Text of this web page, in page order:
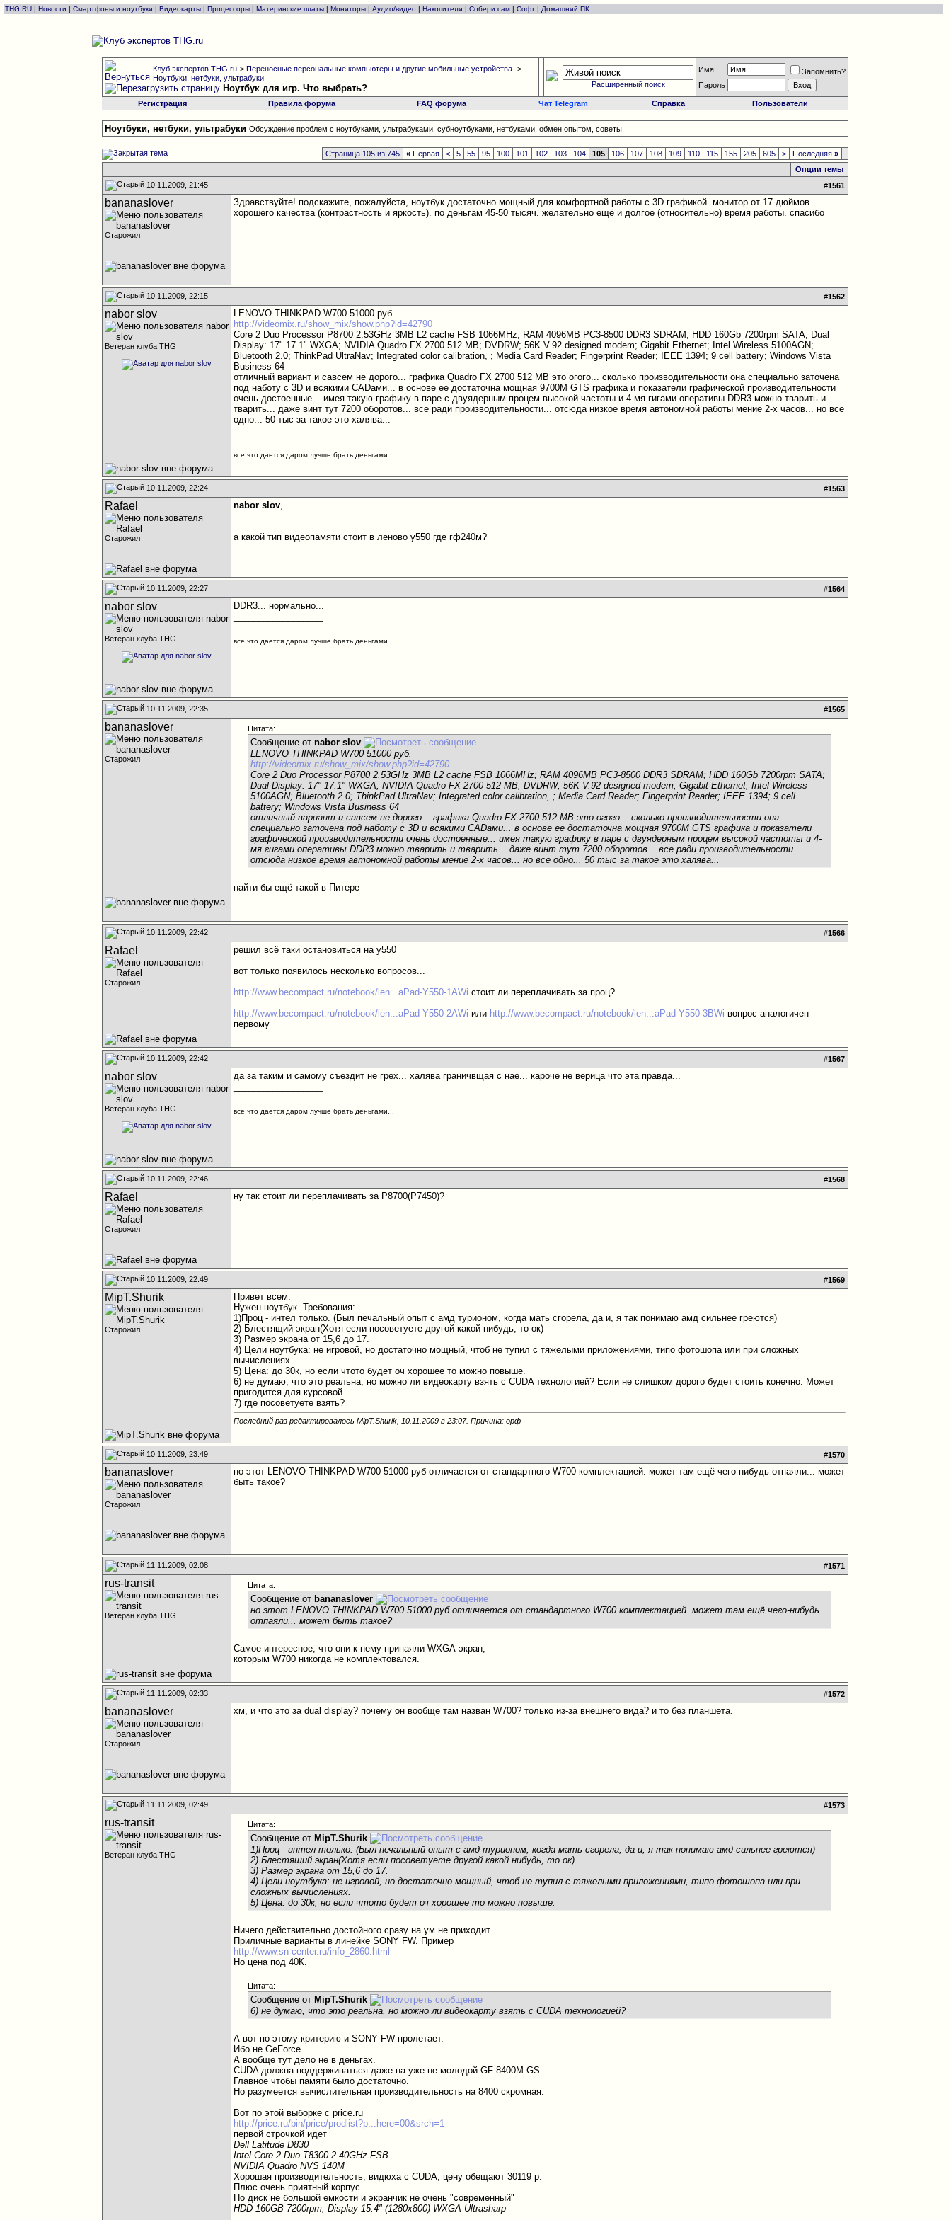
THG.RU | Новости | Смартфоны и ноутбуки | Видеокарты | Процессоры | Материнские платы | Мониторы | Аудио/видео | Накопители | Собери сам | Софт | Домашний ПК
Клуб экспертов THG.ru >Переносные персональные компьютеры и другие мобильные устройства.
>
Ноутбуки, нетбуки, ультрабуки
Ноутбук для игр. Что выбрать? Расширенный поиск
Имя
Запомнить?
Пароль
Регистрация Правила форума FAQ форума Чат Telegram Справка Пользователи
Ноутбуки, нетбуки, ультрабуки Обсуждение проблем с ноутбуками, ультрабуками, субноутбуками, нетбуками, обмен опытом, советы.
Страница 105 из 745 « Первая < 5 55 95 100 101 102 103 104 105 106 107 108 109 110 115 155 205 605 > Последняя»
Опции темы
10.11.2009, 21:45
#1561
bananaslover
Старожил
Здравствуйте! подскажите, пожалуйста, ноутбук достаточно мощный для комфортной работы с 3D графикой. монитор от 17 дюймов
хорошего качества (контрастность и яркость). по деньгам 45-50 тысяч. желательно ещё и долгое (относительно) время работы. спасибо
10.11.2009, 22:15 #1562
nabor slov
Ветеран клуба THG
LENOVO THINKPAD W700 51000 руб.
http://videomix.ru/show_mix/show.php?id=42790
Core 2 Duo Processor P8700 2.53GHz 3MB L2 cache FSB 1066MHz; RAM 4096MB PC3-8500 DDR3 SDRAM; HDD 160Gb 7200rpm SATA; Dual
Display: 17" 17.1" WXGA; NVIDIA Quadro FX 2700 512 MB; DVDRW; 56K V.92 designed modem; Gigabit Ethernet; Intel Wireless 5100AGN;
Bluetooth 2.0; ThinkPad UltraNav; Integrated color calibration, ; Media Card Reader; Fingerprint Reader; IEEE 1394; 9 cell battery; Windows Vista
Business 64
отличный вариант и савсем не дорого... графика Quadro FX 2700 512 MB это огого... сколько производительности она специально заточена
под наботу с 3D и всякими CADами... в основе ее достаточна мощная 9700M GTS графика и показатели графической производительности
очень достоенные... имея такую графику в паре с двуядерным процем высокой частоты и 4-мя гигами оперативы DDR3 можно тварить и
тварить... даже винт тут 7200 оборотов... все ради производительности... отсюда низкое время автономной работы мение 2-х часов... но все
одно... 50 тыс за такое это халява...
все что дается даром лучше брать деньгами...
10.11.2009, 22:24 #1563
Rafael
Старожил
nabor slov,
а какой тип видеопамяти стоит в леново у550 где гф240м?
10.11.2009, 22:27 #1564
nabor slov
Ветеран клуба THG
DDR3... нормально...
все что дается даром лучше брать деньгами...
10.11.2009, 22:35 #1565
bananaslover
Старожил
Цитата:
Сообщение отnabor slov
LENOVO THINKPAD W700 51000 руб.
http://videomix.ru/show_mix/show.php?id=42790
Core 2 Duo Processor P8700 2.53GHz 3MB L2 cache FSB 1066MHz; RAM 4096MB PC3-8500 DDR3 SDRAM; HDD 160Gb 7200rpm SATA;
Dual Display: 17" 17.1" WXGA; NVIDIA Quadro FX 2700 512 MB; DVDRW; 56K V.92 designed modem; Gigabit Ethernet; Intel Wireless
5100AGN; Bluetooth 2.0; ThinkPad UltraNav; Integrated color calibration, ; Media Card Reader; Fingerprint Reader; IEEE 1394; 9 cell
battery; Windows Vista Business 64
отличный вариант и савсем не дорого... графика Quadro FX 2700 512 MB это огого... сколько производительности она
специально заточена под наботу с 3D и всякими CADами... в основе ее достаточна мощная 9700M GTS графика и показатели
графической производительности очень достоенные... имея такую графику в паре с двуядерным процем высокой частоты и 4-
мя гигами оперативы DDR3 можно тварить и тварить... даже винт тут 7200 оборотов... все ради производительности...
отсюда низкое время автономной работы мение 2-х часов... но все одно... 50 тыс за такое это халява...
найти бы ещё такой в Питере
10.11.2009, 22:42 #1566
Rafael
Старожил
решил всё таки остановиться на у550
вот только появилось несколько вопросов...
http://www.becompact.ru/notebook/len...aPad-Y550-1AWi стоит ли переплачивать за проц?
http://www.becompact.ru/notebook/len...aPad-Y550-2AWi или http://www.becompact.ru/notebook/len...aPad-Y550-3BWi вопрос аналогичен
первому
10.11.2009, 22:42 #1567
nabor slov
Ветеран клуба THG
да за таким и самому съездит не грех... халява граничвщая с нае... кароче не верица что эта правда...
все что дается даром лучше брать деньгами...
10.11.2009, 22:46 #1568
Rafael
Старожил
ну так стоит ли переплачивать за P8700(P7450)?
10.11.2009, 22:49 #1569
MipT.Shurik
Старожил
Привет всем.
Нужен ноутбук. Требования:
1)Проц - интел только. (Был печальный опыт с амд турионом, когда мать сгорела, да и, я так понимаю амд сильнее греются)
2) Блестящий экран(Хотя если посоветуете другой какой нибудь, то ок)
3) Размер экрана от 15,6 до 17.
4) Цели ноутбука: не игровой, но достаточно мощный, чтоб не тупил с тяжелыми приложениями, типо фотошопа или при сложных
вычислениях.
5) Цена: до 30к, но если чтото будет оч хорошее то можно повыше.
6) не думаю, что это реальна, но можно ли видеокарту взять с CUDA технологией? Если не слишком дорого будет стоить конечно. Может
пригодится для курсовой.
7) где посоветуете взять?
Последний раз редактировалось MipT.Shurik, 10.11.2009 в23:07. Причина: орф
10.11.2009, 23:49 #1570
bananaslover
Старожил
но этот LENOVO THINKPAD W700 51000 руб отличается от стандартного W700 комплектацией. может там ещё чего-нибудь отпаяли... может
быть такое?
11.11.2009, 02:08 #1571
rus-transit
Ветеран клуба THG
Цитата:
Сообщение от bananaslover
но этот LENOVO THINKPAD W700 51000 руб отличается от стандартного W700 комплектацией. может там ещё чего-нибудь
отпаяли... может быть такое?
Самое интересное, что они к нему припаяли WXGA-экран,
которым W700 никогда не комплектовался.
11.11.2009, 02:33 #1572
bananaslover
Старожил
хм, и что это за dual display? почему он вообще там назван W700? только из-за внешнего вида? и то без планшета.
11.11.2009, 02:49 #1573
rus-transit
Ветеран клуба THG
Цитата:
Сообщение от MipT.Shurik
1)Проц - интел только. (Был печальный опыт с амд турионом, когда мать сгорела, да и, я так понимаю амд сильнее греются)
2) Блестящий экран(Хотя если посоветуете другой какой нибудь, то ок)
3) Размер экрана от 15,6 до 17.
4) Цели ноутбука: не игровой, но достаточно мощный, чтоб не тупил с тяжелыми приложениями, типо фотошопа или при
сложных вычислениях.
5) Цена: до 30к, но если чтото будет оч хорошее то можно повыше.
Ничего действительно достойного сразу на ум не приходит.
Приличные варианты в линейке SONY FW. Пример
http://www.sn-center.ru/info_2860.html
Но цена под 40К.
Цитата:
Сообщение от MipT.Shurik
6) не думаю, что это реальна, но можно ли видеокарту взять с CUDA технологией?
А вот по этому критерию и SONY FW пролетает.
Ибо не GeForce.
А вообще тут дело не в деньгах.
CUDA должна поддерживаться даже на уже не молодой GF 8400M GS.
Главное чтобы памяти было достаточно.
Но разумеется вычислительная производительность на 8400 скромная.
Вот по этой выборке с price.ru
http://price.ru/bin/price/prodlist?p...here=00&srch=1
первой строчкой идет
Dell Latitude D830
Intel Core 2 Duo T8300 2.40GHz FSB
NVIDIA Quadro NVS 140M
Хорошая производительность, видюха с CUDA, цену обещают 30119 р.
Плюс очень приятный корпус.
Но диск не большой емкости и экранчик не очень "современный"
HDD 160GB 7200rpm; Display 15.4" (1280x800) WXGA Ultrasharp